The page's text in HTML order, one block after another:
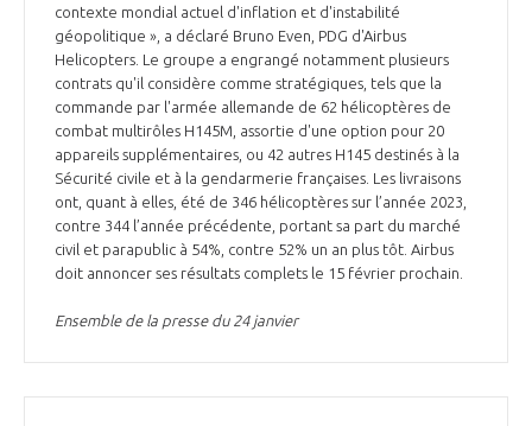
NOS RÉSEAUX À L'INTERNATIONAL
COMITÉ AERO PME
STARTAIR
COMMISSIONS ET COMITÉS
LES PROGRAMMES DU GIFAS
UN ÉCOSYSTÈME INTÉGRÉ ET COHÉRENT
POURQUOI DEVENIR MEMBRE ?
LA MÉDIATION
LA MÉDIATION DANS LA FILIÈRE AÉRONAUTIQUE ET SPATIALE
LE MÉDIATEUR DE LA FILIÈRE AÉRONAUTIQUE ET SPATIALE
MÉDIATION ET CHARTE D’ENGAGEMENT SUR LES RELATIONS ENTRE
CLIENTS ET FOURNISSEURS
LE SALON DU BOURGET
L'OBSERVATOIRE
contexte mondial actuel d'inflation et d'instabilité
géopolitique », a déclaré Bruno Even, PDG d'Airbus
Helicopters. Le groupe a engrangé notamment plusieurs
contrats qu'il considère comme stratégiques, tels que la
commande par l'armée allemande de 62 hélicoptères de
combat multirôles H145M, assortie d'une option pour 20
appareils supplémentaires, ou 42 autres H145 destinés à la
Sécurité civile et à la gendarmerie françaises. Les livraisons
ont, quant à elles, été de 346 hélicoptères sur l’année 2023,
contre 344 l’année précédente, portant sa part du marché
civil et parapublic à 54%, contre 52% un an plus tôt. Airbus
doit annoncer ses résultats complets le 15 février prochain.
Ensemble de la presse du 24 janvier
Découvrez les avantages d'adhérer au GIFAS.
Rencontres, salons, données sectorielles,
programmes ...
DEMANDE D’ADHÉSION